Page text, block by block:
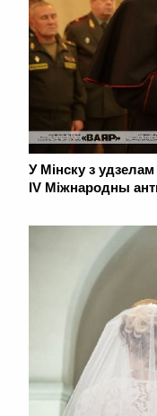
У Мінску з
IV Міжнародны